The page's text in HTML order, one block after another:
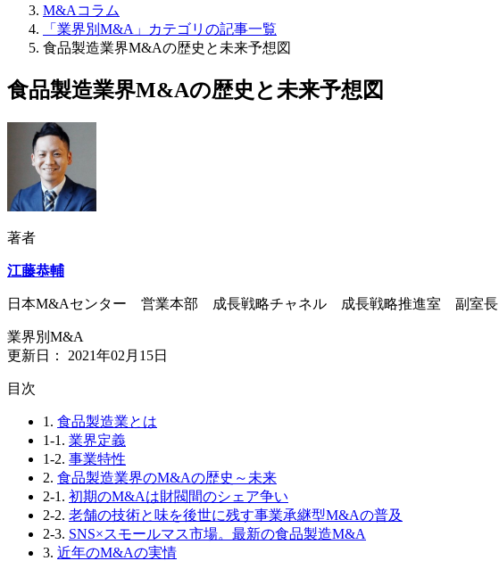
M&Aコラム
「業界別M&A」カテゴリの記事一覧
食品製造業界M&Aの歴史と未来予想図
食品製造業界M&Aの歴史と未来予想図
著者
江藤恭輔
日本M&Aセンター 営業本部 成長戦略チャネル 成長戦略推進室 副室長
業界別M&A
更新日： 2021年02月15日
⽬次
1. 食品製造業とは
1-1. 業界定義
1-2. 事業特性
2. 食品製造業界のM&Aの歴史～未来
2-1. 初期のM&Aは財閥間のシェア争い
2-2. 老舗の技術と味を後世に残す事業承継型M&Aの普及
2-3. SNS×スモールマス市場。最新の食品製造M&A
3. 近年のM&Aの実情